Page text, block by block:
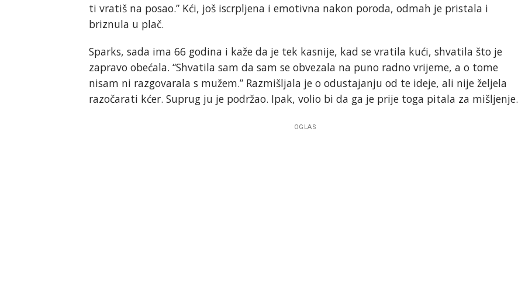
ti vratiš na posao.” Kći, još iscrpljena i emotivna nakon poroda, odmah je pristala i
briznula u plač.
Sparks, sada ima 66 godina i kaže da je tek kasnije, kad se vratila kući, shvatila što je
zapravo obećala. “Shvatila sam da sam se obvezala na puno radno vrijeme, a o tome
nisam ni razgovarala s mužem.” Razmišljala je o odustajanju od te ideje, ali nije željela
razočarati kćer. Suprug ju je podržao. Ipak, volio bi da ga je prije toga pitala za mišljenje.
OGLAS